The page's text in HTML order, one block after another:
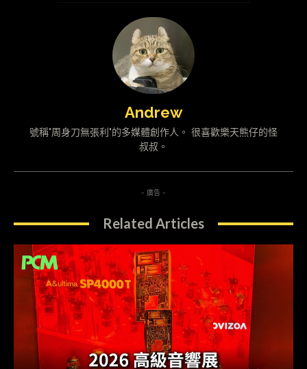
Andrew
號稱"周身刀無張利"的多媒體創作人。 很喜歡樂天熊仔的怪
叔叔。
- 廣告 -
Related Articles